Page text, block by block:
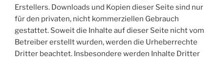
Erstellers. Downloads und Kopien dieser Seite sind nur
für den privaten, nicht kommerziellen Gebrauch
gestattet. Soweit die Inhalte auf dieser Seite nicht vom
Betreiber erstellt wurden, werden die Urheberrechte
Dritter beachtet. Insbesondere werden Inhalte Dritter